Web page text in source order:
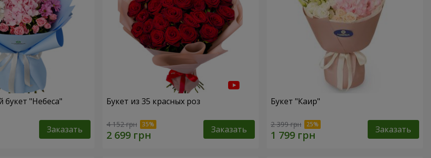
букет "Небеса"
Заказать
Букет из 35 красных роз
4 152 грн Заказать
Букет "Каир"
2 399 грн Заказать